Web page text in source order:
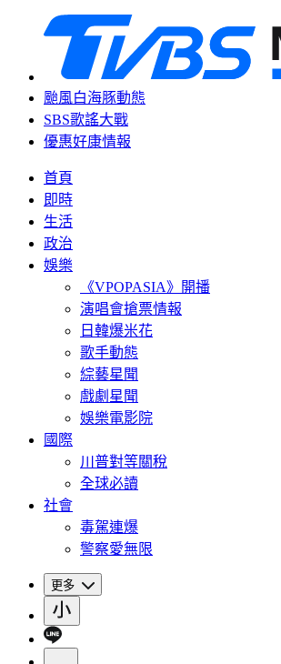
颱風白海豚動態
SBS歌謠大戰
優惠好康情報
首頁
即時
生活
政治
娛樂
《VPOPASIA》開播
演唱會搶票情報
日韓爆米花
歌手動態
綜藝星聞
戲劇星聞
娛樂電影院
國際
川普對等關稅
全球必讀
社會
毒駕連爆
警察愛無限
更多